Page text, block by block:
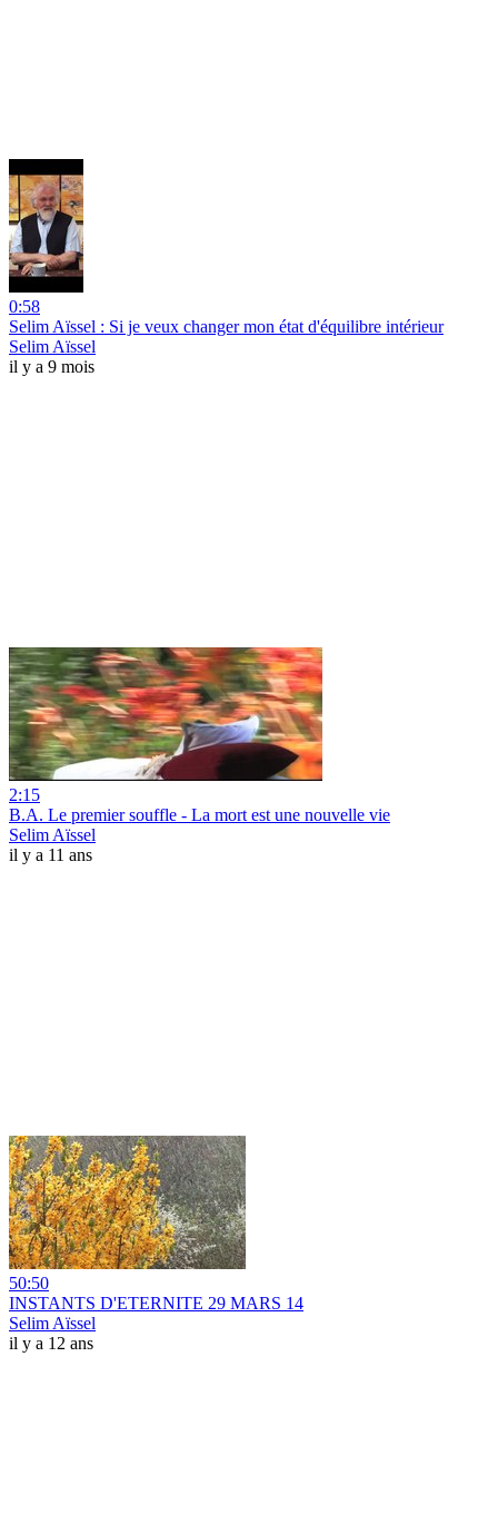
0:58
Selim Aïssel : Si je veux changer mon état d'équilibre intérieur
Selim Aïssel
il y a 9 mois
2:15
B.A. Le premier souffle - La mort est une nouvelle vie
Selim Aïssel
il y a 11 ans
50:50
INSTANTS D'ETERNITE 29 MARS 14
Selim Aïssel
il y a 12 ans